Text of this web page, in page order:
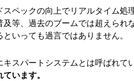
スペックの向上でリアルタイム処
及等、過去のブームでは超えられ
といっても過言ではありません。
キスパートシステムとは呼ばれて
ています。